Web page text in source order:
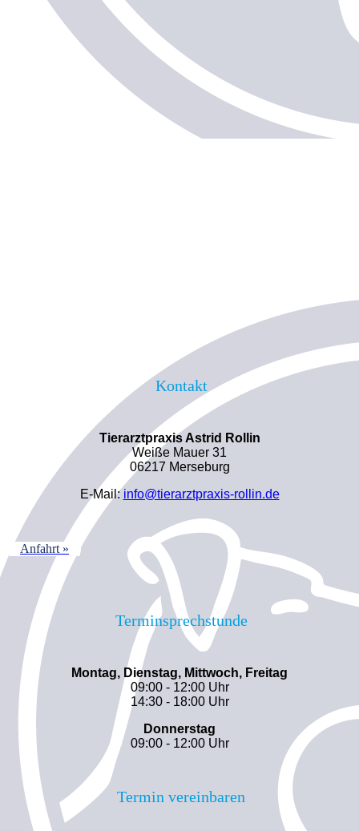
Kontakt
Tierarztpraxis Astrid Rollin
Weiße Mauer 31
06217 Merseburg
E-Mail: info@tierarztpraxis-rollin.de
Anfahrt »
Terminsprechstunde
Montag, Dienstag, Mittwoch, Freitag
09:00 - 12:00 Uhr
14:30 - 18:00 Uhr
Donnerstag
09:00 - 12:00 Uhr
Termin vereinbaren